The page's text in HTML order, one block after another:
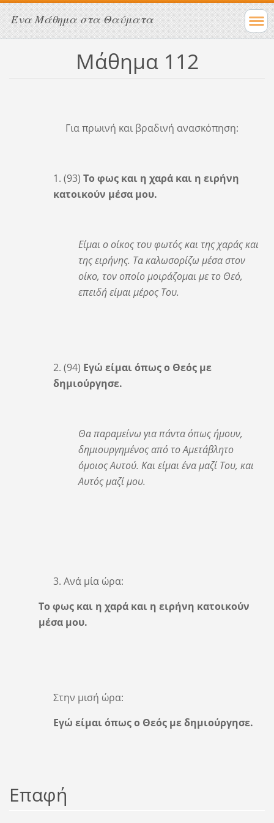
Ένα Μάθημα στα Θαύματα
Μάθημα 112
Για πρωινή και βραδινή ανασκόπηση:
1. (93) Το φως και η χαρά και η ειρήνη
κατοικούν μέσα μου.
Είμαι ο οίκος του φωτός και της χαράς και
της ειρήνης. Τα καλωσορίζω μέσα στον
οίκο, τον οποίο μοιράζομαι με το Θεό,
επειδή είμαι μέρος Του.
2. (94) Εγώ είμαι όπως ο Θεός με
δημιούργησε.
Θα παραμείνω για πάντα όπως ήμουν,
δημιουργημένος από το Αμετάβλητο
όμοιος Αυτού. Και είμαι ένα μαζί Του, και
Αυτός μαζί μου.
3. Ανά μία ώρα:
Το φως και η χαρά και η ειρήνη κατοικούν
μέσα μου.
Στην μισή ώρα:
Εγώ είμαι όπως ο Θεός με δημιούργησε.
Επαφή